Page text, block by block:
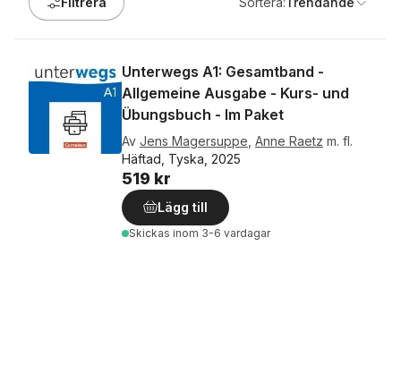
Unterwegs A1: Gesamtband -
Allgemeine Ausgabe - Kurs- und
Übungsbuch - Im Paket
Av Jens Magersuppe Anne Raetz m. fl.
Häftad, Tyska, 2025
519 kr
Lägg till
Skickas inom 3-6 vardagar